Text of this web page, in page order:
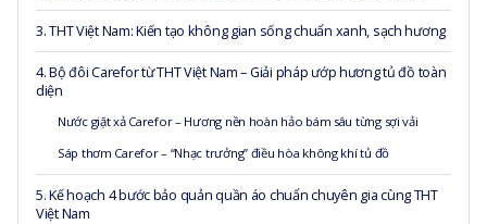
3. THT Việt Nam: Kiến tạo không gian sống chuẩn xanh, sạch hương
4. Bộ đôi Carefor từ THT Việt Nam – Giải pháp ướp hương tủ đồ toàn
diện
Nước giặt xả Carefor – Hương nền hoàn hảo bám sâu từng sợi vải
Sáp thơm Carefor – “Nhạc trưởng” điều hòa không khí tủ đồ
5. Kế hoạch 4 bước bảo quản quần áo chuẩn chuyên gia cùng THT
Việt Nam